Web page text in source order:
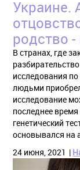
Украине.
родство
В странах, где
исследования
людьми
исследование
последнее
генетический
основывался на
24 июня, 2021